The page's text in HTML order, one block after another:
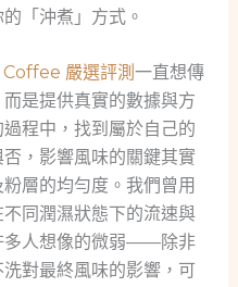
「沖煮」方式。
嚴選評測 一直想傳
是提供真實的數據與方
過程中，找到屬於自己的
否，影響風味的關鍵其實
層的均勻度。我們曾用
同潤濕狀態下的流速與
多人想像的微弱——除非
對最終風味的影響，可